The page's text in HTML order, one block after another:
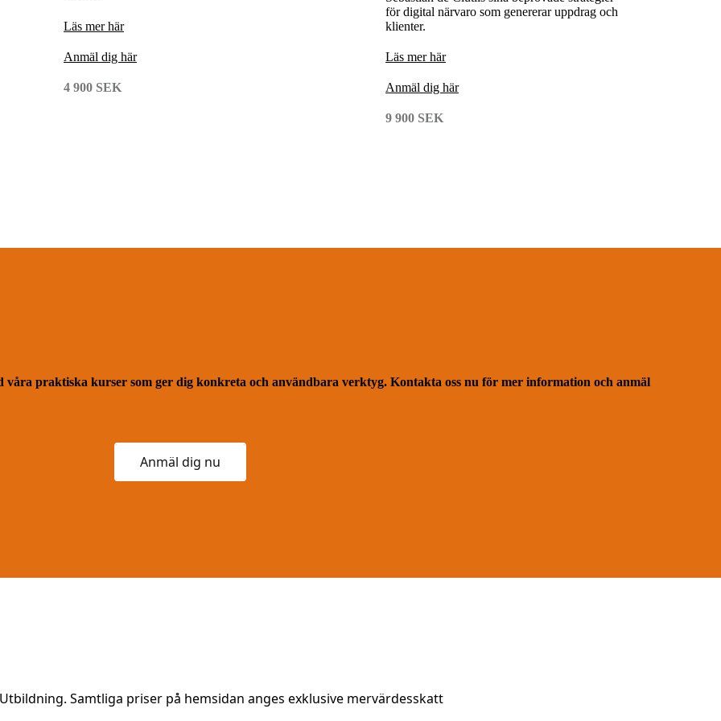
Läs mer här
Anmäl dig här
4 900 SEK
för digital närvaro som genererar uppdrag och
klienter.
Läs mer här
Anmäl dig här
9 900 SEK
våra praktiska kurser som ger dig konkreta och användbara verktyg. Kontakta oss nu för mer information och anmäl
Anmäl dig nu
Samtliga priser på hemsidan anges exklusive mervärdesskatt